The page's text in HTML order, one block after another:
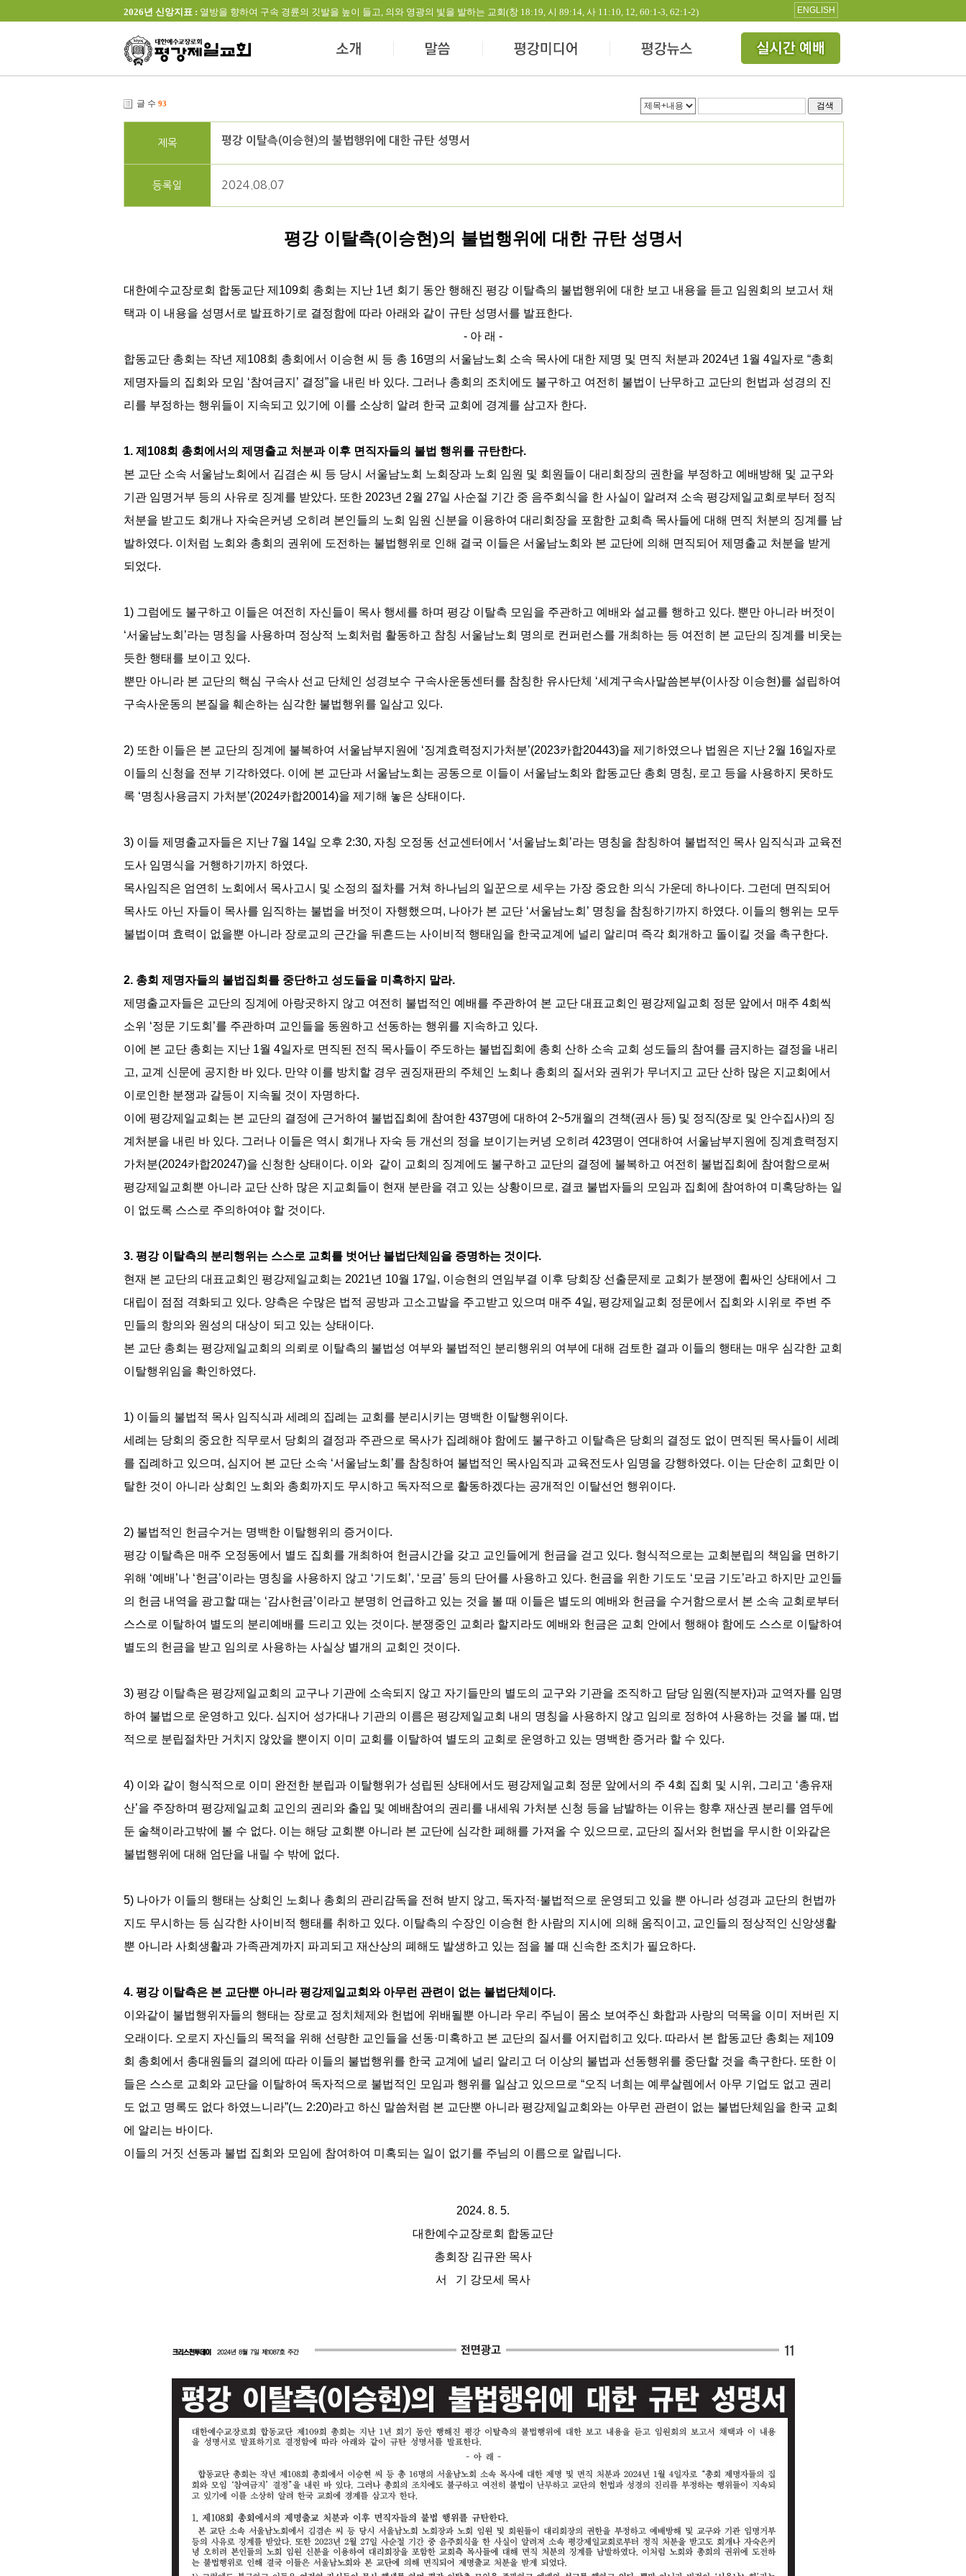
2026년 신앙지표 : 열방을 향하여 구속 경륜의 깃발을 높이 들고, 의와 영광의 빛을 발하는 교회(창 18:19, 시 89:14, 사 11:10, 12, 60:1-3, 62:1-2) ENGLISH
글 수 93 검색
제목 평강 이탈측(이승현)의 불법행위에 대한 규탄 성명서
등록일 2024.08.07
평강 이탈측(이승현)의 불법행위에 대한 규탄 성명서
대한예수교장로회 합동교단 제109회 총회는 지난 1년 회기 동안 행해진 평강 이탈측의 불법행위에 대한 보고 내용을 듣고 임원회의 보고서 채
택과 이 내용을 성명서로 발표하기로 결정함에 따라 아래와 같이 규탄 성명서를 발표한다.
- 아 래 -
합동교단 총회는 작년 제108회 총회에서 이승현 씨 등 총 16명의 서울남노회 소속 목사에 대한 제명 및 면직 처분과 2024년 1월 4일자로 “총회
제명자들의 집회와 모임 ‘참여금지’ 결정”을 내린 바 있다. 그러나 총회의 조치에도 불구하고 여전히 불법이 난무하고 교단의 헌법과 성경의 진
리를 부정하는 행위들이 지속되고 있기에 이를 소상히 알려 한국 교회에 경계를 삼고자 한다.
1. 제108회 총회에서의 제명출교 처분과 이후 면직자들의 불법 행위를 규탄한다.
본 교단 소속 서울남노회에서 김겸손 씨 등 당시 서울남노회 노회장과 노회 임원 및 회원들이 대리회장의 권한을 부정하고 예배방해 및 교구와
기관 임명거부 등의 사유로 징계를 받았다. 또한 2023년 2월 27일 사순절 기간 중 음주회식을 한 사실이 알려져 소속 평강제일교회로부터 정직
처분을 받고도 회개나 자숙은커녕 오히려 본인들의 노회 임원 신분을 이용하여 대리회장을 포함한 교회측 목사들에 대해 면직 처분의 징계를 남
발하였다. 이처럼 노회와 총회의 권위에 도전하는 불법행위로 인해 결국 이들은 서울남노회와 본 교단에 의해 면직되어 제명출교 처분을 받게
되었다.
1) 그럼에도 불구하고 이들은 여전히 자신들이 목사 행세를 하며 평강 이탈측 모임을 주관하고 예배와 설교를 행하고 있다. 뿐만 아니라 버젓이
‘서울남노회’라는 명칭을 사용하며 정상적 노회처럼 활동하고 참칭 서울남노회 명의로 컨퍼런스를 개최하는 등 여전히 본 교단의 징계를 비웃는
듯한 행태를 보이고 있다.
뿐만 아니라 본 교단의 핵심 구속사 선교 단체인 성경보수 구속사운동센터를 참칭한 유사단체 ‘세계구속사말씀본부(이사장 이승현)를 설립하여
구속사운동의 본질을 훼손하는 심각한 불법행위를 일삼고 있다.
2) 또한 이들은 본 교단의 징계에 불복하여 서울남부지원에 ‘징계효력정지가처분’(2023카합20443)을 제기하였으나 법원은 지난 2월 16일자로
이들의 신청을 전부 기각하였다. 이에 본 교단과 서울남노회는 공동으로 이들이 서울남노회와 합동교단 총회 명칭, 로고 등을 사용하지 못하도
록 ‘명칭사용금지 가처분’(2024카합20014)을 제기해 놓은 상태이다.
3) 이들 제명출교자들은 지난 7월 14일 오후 2:30, 자칭 오정동 선교센터에서 ‘서울남노회’라는 명칭을 참칭하여 불법적인 목사 임직식과 교육전
도사 임명식을 거행하기까지 하였다.
목사임직은 엄연히 노회에서 목사고시 및 소정의 절차를 거쳐 하나님의 일꾼으로 세우는 가장 중요한 의식 가운데 하나이다. 그런데 면직되어
목사도 아닌 자들이 목사를 임직하는 불법을 버젓이 자행했으며, 나아가 본 교단 ‘서울남노회’ 명칭을 참칭하기까지 하였다. 이들의 행위는 모두
불법이며 효력이 없을뿐 아니라 장로교의 근간을 뒤흔드는 사이비적 행태임을 한국교계에 널리 알리며 즉각 회개하고 돌이킬 것을 촉구한다.
2. 총회 제명자들의 불법집회를 중단하고 성도들을 미혹하지 말라.
제명출교자들은 교단의 징계에 아랑곳하지 않고 여전히 불법적인 예배를 주관하여 본 교단 대표교회인 평강제일교회 정문 앞에서 매주 4회씩
소위 ‘정문 기도회’를 주관하며 교인들을 동원하고 선동하는 행위를 지속하고 있다.
이에 본 교단 총회는 지난 1월 4일자로 면직된 전직 목사들이 주도하는 불법집회에 총회 산하 소속 교회 성도들의 참여를 금지하는 결정을 내리
고, 교계 신문에 공지한 바 있다. 만약 이를 방치할 경우 권징재판의 주체인 노회나 총회의 질서와 권위가 무너지고 교단 산하 많은 지교회에서
이로인한 분쟁과 갈등이 지속될 것이 자명하다.
이에 평강제일교회는 본 교단의 결정에 근거하여 불법집회에 참여한 437명에 대하여 2~5개월의 견책(권사 등) 및 정직(장로 및 안수집사)의 징
계처분을 내린 바 있다. 그러나 이들은 역시 회개나 자숙 등 개선의 정을 보이기는커녕 오히려 423명이 연대하여 서울남부지원에 징계효력정지
가처분(2024카합20247)을 신청한 상태이다. 이와 같이 교회의 징계에도 불구하고 교단의 결정에 불복하고 여전히 불법집회에 참여함으로써
평강제일교회뿐 아니라 교단 산하 많은 지교회들이 현재 분란을 겪고 있는 상황이므로, 결코 불법자들의 모임과 집회에 참여하여 미혹당하는 일
이 없도록 스스로 주의하여야 할 것이다.
3. 평강 이탈측의 분리행위는 스스로 교회를 벗어난 불법단체임을 증명하는 것이다.
현재 본 교단의 대표교회인 평강제일교회는 2021년 10월 17일, 이승현의 연임부결 이후 당회장 선출문제로 교회가 분쟁에 휩싸인 상태에서 그
대립이 점점 격화되고 있다. 양측은 수많은 법적 공방과 고소고발을 주고받고 있으며 매주 4일, 평강제일교회 정문에서 집회와 시위로 주변 주
민들의 항의와 원성의 대상이 되고 있는 상태이다.
본 교단 총회는 평강제일교회의 의뢰로 이탈측의 불법성 여부와 불법적인 분리행위의 여부에 대해 검토한 결과 이들의 행태는 매우 심각한 교회
이탈행위임을 확인하였다.
1) 이들의 불법적 목사 임직식과 세례의 집례는 교회를 분리시키는 명백한 이탈행위이다.
세례는 당회의 중요한 직무로서 당회의 결정과 주관으로 목사가 집례해야 함에도 불구하고 이탈측은 당회의 결정도 없이 면직된 목사들이 세례
를 집례하고 있으며, 심지어 본 교단 소속 ‘서울남노회’를 참칭하여 불법적인 목사임직과 교육전도사 임명을 강행하였다. 이는 단순히 교회만 이
탈한 것이 아니라 상회인 노회와 총회까지도 무시하고 독자적으로 활동하겠다는 공개적인 이탈선언 행위이다.
2) 불법적인 헌금수거는 명백한 이탈행위의 증거이다.
평강 이탈측은 매주 오정동에서 별도 집회를 개최하여 헌금시간을 갖고 교인들에게 헌금을 걷고 있다. 형식적으로는 교회분립의 책임을 면하기
위해 ‘예배’나 ‘헌금’이라는 명칭을 사용하지 않고 ‘기도회’, ‘모금’ 등의 단어를 사용하고 있다. 헌금을 위한 기도도 ‘모금 기도’라고 하지만 교인들
의 헌금 내역을 광고할 때는 ‘감사헌금’이라고 분명히 언급하고 있는 것을 볼 때 이들은 별도의 예배와 헌금을 수거함으로서 본 소속 교회로부터
스스로 이탈하여 별도의 분리예배를 드리고 있는 것이다. 분쟁중인 교회라 할지라도 예배와 헌금은 교회 안에서 행해야 함에도 스스로 이탈하여
별도의 헌금을 받고 임의로 사용하는 사실상 별개의 교회인 것이다.
3) 평강 이탈측은 평강제일교회의 교구나 기관에 소속되지 않고 자기들만의 별도의 교구와 기관을 조직하고 담당 임원(직분자)과 교역자를 임명
하여 불법으로 운영하고 있다. 심지어 성가대나 기관의 이름은 평강제일교회 내의 명칭을 사용하지 않고 임의로 정하여 사용하는 것을 볼 때, 법
적으로 분립절차만 거치지 않았을 뿐이지 이미 교회를 이탈하여 별도의 교회로 운영하고 있는 명백한 증거라 할 수 있다.
4) 이와 같이 형식적으로 이미 완전한 분립과 이탈행위가 성립된 상태에서도 평강제일교회 정문 앞에서의 주 4회 집회 및 시위, 그리고 ‘총유재
산’을 주장하며 평강제일교회 교인의 권리와 출입 및 예배참여의 권리를 내세워 가처분 신청 등을 남발하는 이유는 향후 재산권 분리를 염두에
둔 술책이라고밖에 볼 수 없다. 이는 해당 교회뿐 아니라 본 교단에 심각한 폐해를 가져올 수 있으므로, 교단의 질서와 헌법을 무시한 이와같은
불법행위에 대해 엄단을 내릴 수 밖에 없다.
5) 나아가 이들의 행태는 상회인 노회나 총회의 관리감독을 전혀 받지 않고, 독자적·불법적으로 운영되고 있을 뿐 아니라 성경과 교단의 헌법까
지도 무시하는 등 심각한 사이비적 행태를 취하고 있다. 이탈측의 수장인 이승현 한 사람의 지시에 의해 움직이고, 교인들의 정상적인 신앙생활
뿐 아니라 사회생활과 가족관계까지 파괴되고 재산상의 폐해도 발생하고 있는 점을 볼 때 신속한 조치가 필요하다.
4. 평강 이탈측은 본 교단뿐 아니라 평강제일교회와 아무런 관련이 없는 불법단체이다.
이와같이 불법행위자들의 행태는 장로교 정치체제와 헌법에 위배될뿐 아니라 우리 주님이 몸소 보여주신 화합과 사랑의 덕목을 이미 저버린 지
오래이다. 오로지 자신들의 목적을 위해 선량한 교인들을 선동·미혹하고 본 교단의 질서를 어지럽히고 있다. 따라서 본 합동교단 총회는 제109
회 총회에서 총대원들의 결의에 따라 이들의 불법행위를 한국 교계에 널리 알리고 더 이상의 불법과 선동행위를 중단할 것을 촉구한다. 또한 이
들은 스스로 교회와 교단을 이탈하여 독자적으로 불법적인 모임과 행위를 일삼고 있으므로 “오직 너희는 예루살렘에서 아무 기업도 없고 권리
도 없고 명록도 없다 하였느니라”(느 2:20)라고 하신 말씀처럼 본 교단뿐 아니라 평강제일교회와는 아무런 관련이 없는 불법단체임을 한국 교회
에 알리는 바이다.
이들의 거짓 선동과 불법 집회와 모임에 참여하여 미혹되는 일이 없기를 주님의 이름으로 알립니다.
2024. 8. 5.
대한예수교장로회 합동교단
총회장 김규완 목사
서 기 강모세 목사